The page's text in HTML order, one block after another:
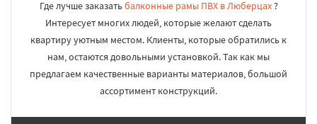
Где лучше заказатьбалконные рамы ПВХ в Люберцах?
Интересует многих людей, которые желают сделать
квартиру уютным местом. Клиенты, которые обратились к
нам, остаются довольными установкой. Так как мы
предлагаем качественные варианты материалов, большой
ассортимент конструкций.